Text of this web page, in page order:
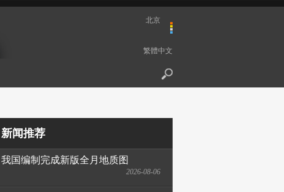
北京
繁體中文
新闻推荐
我国编制完成新版全月地质图
2026-08-06